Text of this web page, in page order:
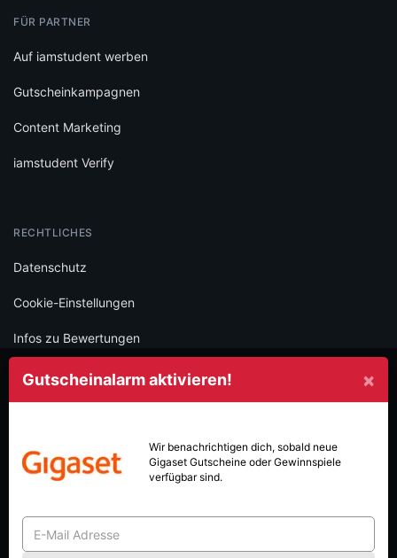
×
Gutscheinalarm aktivieren!
Wir benachrichtigen dich, sobald neue
GigasetGutscheine oder Gewinnspiele
verfügbar sind.
FÜR PARTNER
Auf iamstudent werben
Gutscheinkampagnen
Content Marketing
iamstudent Verify
RECHTLICHES
Datenschutz
Cookie-Einstellungen
Infos zu Bewertungen
AGB
Folge iamstudent und verpasse keine Deals mehr.